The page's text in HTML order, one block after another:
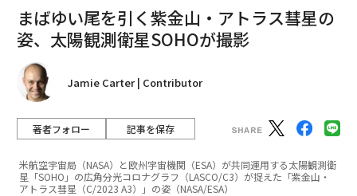
まばゆい尾を引く紫金山・アトラス彗星の
姿、太陽観測衛星SOHOが撮影
Jamie Carter | Contributor
著者フォロー 記事を保存
米航空宇宙局（NASA）と欧州宇宙機関（ESA）が共同運用する太陽観測衛
星「SOHO」の広角分光コロナグラフ（LASCO/C3）が捉えた「紫金山・
アトラス彗星（C/2023 A3）」の姿（NASA/ESA）